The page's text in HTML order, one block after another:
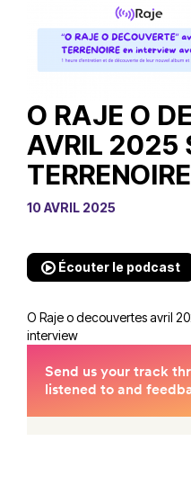
O RAJE O
AVRIL 2025
10 AVRIL 2025
Écouter le podcast
O Raje o decouvertes avril
interview